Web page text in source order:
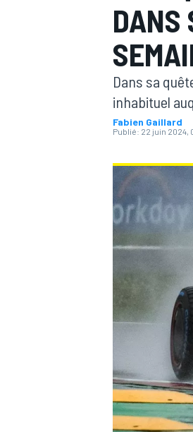
MOTOGP
DANS
Dans sa
inhabituel
Fabien Gaillard
Publié: 22 juin 2024,